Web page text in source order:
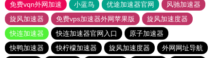
免费vqn外网加速
小蓝鸟 优途加速器官网
风驰加速器
旋风加速器
免费vps加速器外网苹果版
旋风加速度器
快连加速器
快连加速器官网入口
原子加速器
快鸭加速器
快柠檬加速器 旋风加速度器
外网网址导航